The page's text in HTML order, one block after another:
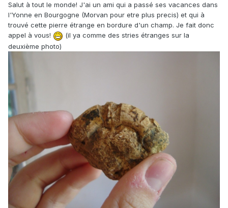
Salut à tout le monde! J'ai un ami qui a passé ses vacances dans
l'Yonne en Bourgogne (Morvan pour etre plus precis) et qui à
trouvé cette pierre étrange en bordure d'un champ. Je fait donc
appel à vous!
(il ya comme des stries étranges sur la
deuxième photo)